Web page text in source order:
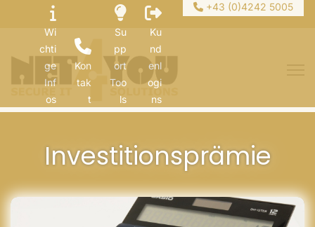
Wi
chti
ge
Inf
os
Kon
tak
t
Su
pp
ort
Too
ls
Ku
nd
enl
ogi
ns
+43 (0)4242 5005
Investitionsprämie